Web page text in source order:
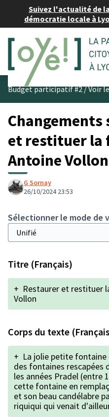
Suivez l'actualité de la
démocratie locale à
Budget participatif #2/Voir
et restituer la
Antoine
G Sornay
26/10/2024 23:53
Sélectionner le mode de
Titre (Français)
+ Restaurer et restituer
Vollon
Corps du texte
+ La jolie petite fontaine
des fontaines rescapées
les années Pradel (entre
cette fontaine en
et son beau candélabre
riquiqui qui venait